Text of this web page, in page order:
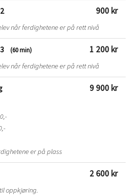
når ferdighetene er på rett nivå
900 kr
(60 min)
når ferdighetene er på rett nivå
1 200 kr
er på plass
9 900 kr
oppkjøring.
2 600 kr